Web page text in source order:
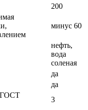
200
минус 60
нефть,
вода
соленая
да
да
ГОСТ
3